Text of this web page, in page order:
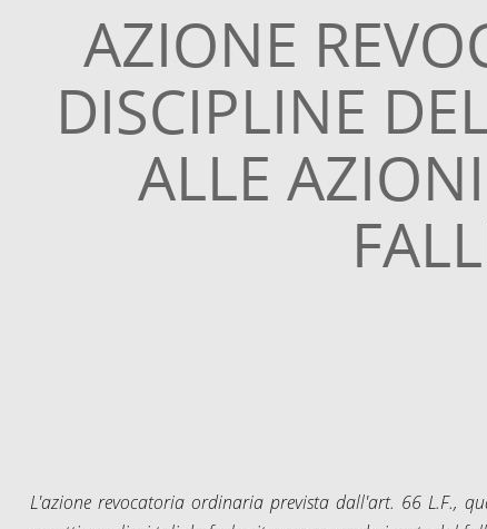
AZIONE
DISCIPLINE
ALLE
L'azione revocatoria ordinaria prevista dall'art. 66 L.F.,